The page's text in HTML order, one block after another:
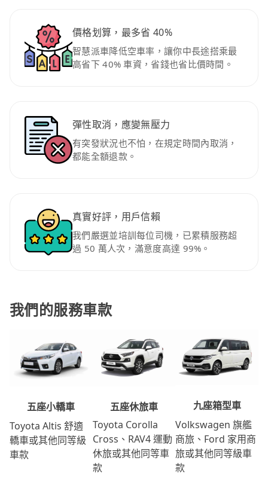
價格划算，最多省 40%
智慧派車降低空車率，讓你中長途搭乘最
高省下 40% 車資，省錢也省比價時間。
彈性取消，應變無壓力
有突發狀況也不怕，在規定時間內取消，
都能全額退款。
真實好評，用戶信賴
我們嚴選並培訓每位司機，已累積服務超
過 50 萬人次，滿意度高達 99%。
我們的服務車款
五座小轎車
Toyota Altis 舒適
轎車或其他同等級
車款
五座休旅車
Toyota Corolla
Cross、RAV4 運動
休旅或其他同等車
款
九座箱型車
Volkswagen 旗艦
商旅、Ford 家用商
旅或其他同等級車
款